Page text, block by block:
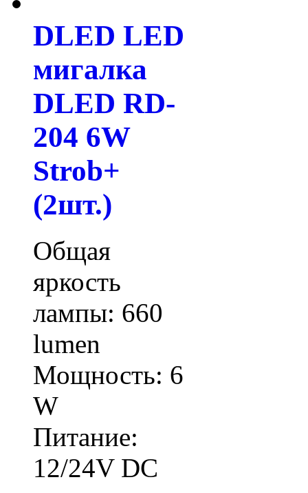
DLED LED
мигалка
DLED RD-
204 6W
Strob+
(2шт.)
Общая
яркость
лампы: 660
lumen
Мощность: 6
W
Питание:
12/24V DC